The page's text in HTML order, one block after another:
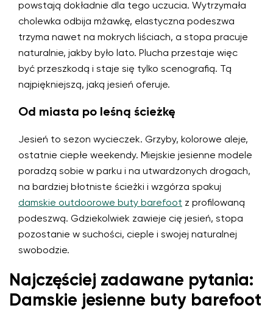
powstają dokładnie dla tego uczucia. Wytrzymała
cholewka odbija mżawkę, elastyczna podeszwa
trzyma nawet na mokrych liściach, a stopa pracuje
naturalnie, jakby było lato. Plucha przestaje więc
być przeszkodą i staje się tylko scenografią. Tą
najpiękniejszą, jaką jesień oferuje.
Od miasta po leśną ścieżkę
Jesień to sezon wycieczek. Grzyby, kolorowe aleje,
ostatnie ciepłe weekendy. Miejskie jesienne modele
poradzą sobie w parku i na utwardzonych drogach,
na bardziej błotniste ścieżki i wzgórza spakuj
damskie outdoorowe buty barefoot z profilowaną
podeszwą. Gdziekolwiek zawieje cię jesień, stopa
pozostanie w suchości, cieple i swojej naturalnej
swobodzie.
Najczęściej zadawane pytania:
Damskie jesienne buty barefoot